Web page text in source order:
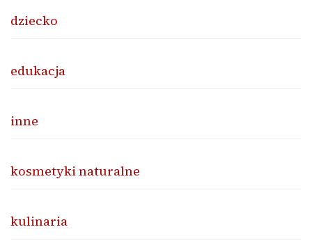
dziecko
edukacja
inne
kosmetyki naturalne
kulinaria